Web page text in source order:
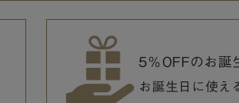
5％OFFのお誕
お誕生日に使え